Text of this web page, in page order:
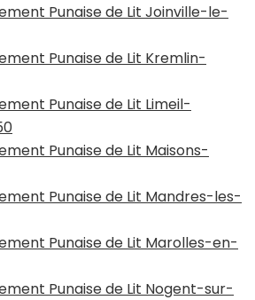
Punaise de Lit Joinville-le-
Punaise de Lit Kremlin-
Punaise de Lit Limeil-
Punaise de Lit Maisons-
Punaise de Lit Mandres-les-
Punaise de Lit Marolles-en-
Punaise de Lit Nogent-sur-